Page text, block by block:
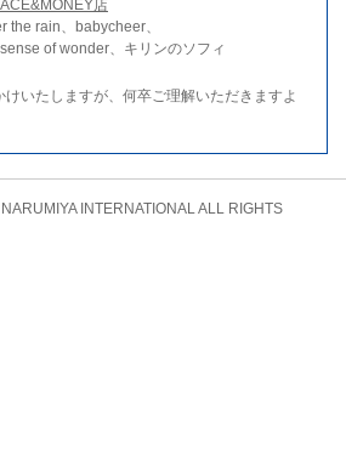
店
the rain、babycheer、
of wonder、キリンのソフィ
いたしますが、何卒ご理解いただきますよ